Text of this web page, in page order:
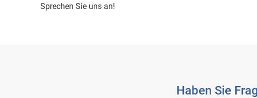
Sprechen Sie uns an!
Haben Sie